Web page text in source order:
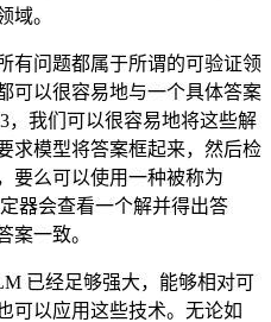
域。
问题都属于所谓的可验证领
可以很容易地与一个具体答案
，我们可以很容易地将这些解
求模型将答案框起来，然后检
要么可以使用一种被称为
器会查看一个解并得出答
案一致。
已经足够强大，能够相对可
可以应用这些技术。无论如